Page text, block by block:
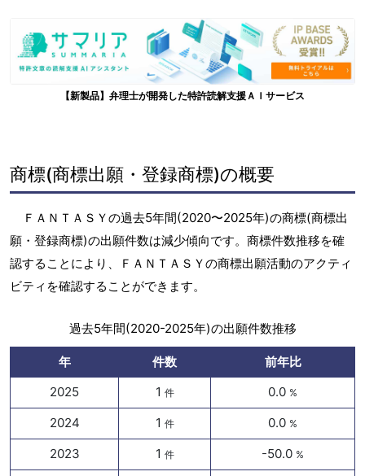
【新製品】弁理士が開発した特許読解支援ＡＩサービス
商標(商標出願・登録商標)の概要
ＦＡＮＴＡＳＹの過去5年間(2020〜2025年)の商標(商標出
願・登録商標)の出願件数は減少傾向です。商標件数推移を確
認することにより、ＦＡＮＴＡＳＹの商標出願活動のアクティ
ビティを確認することができます。
過去5年間(2020-2025年)の出願件数推移
年 件数
前年比
2025
1 件 0.0 %
2024 1 件 0.0 %
2023 1 件 -50.0 %